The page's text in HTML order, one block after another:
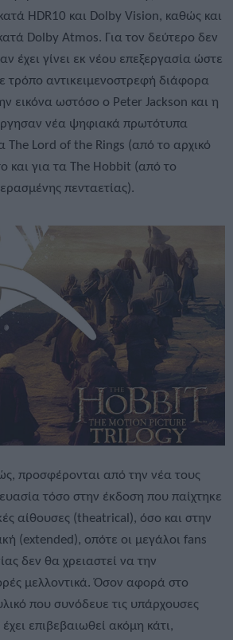
HDR10 και Dolby Vision, καθώς και
Dolby Atmos. Για τον δεύτερο δεν
έχει γίνει εκ νέου επεξεργασία ώστε
τρόπο αντικειμενοστρεφή διάφορα
εικόνα ωστόσο ο Peter Jackson και η
νέα ψηφιακά πρωτότυπα
The Lord of the Rings (από το αρχικό
και για τα The Hobbit (από τo
πενταετίας).
προσφέρονται από την νέα τους
τόσο στην έκδοση που παίχτηκε
αίθουσες (theatrical), όσο και στην
(extended), οπότε οι μεγάλοι fans
δεν θα χρειαστεί να την
μελλοντικά. Όσον αφορά στο
που συνόδευε τις υπάρχουσες
επιβεβαιωθεί ακόμη κάτι,